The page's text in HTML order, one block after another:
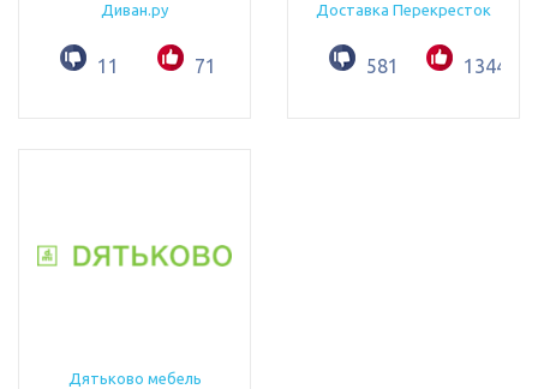
Диван.ру
11 71
Доставка Перекресток
581 1344
Дятьково мебель